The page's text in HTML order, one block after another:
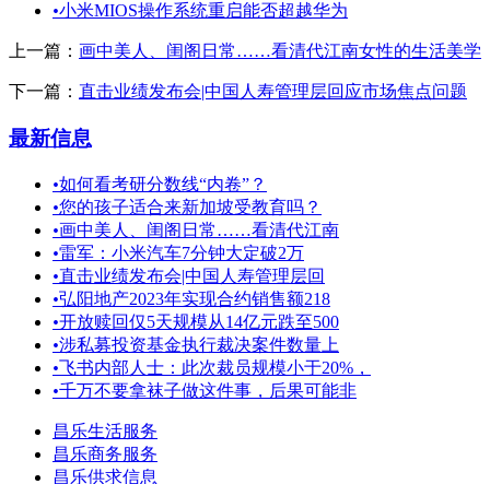
•小米MIOS操作系统重启能否超越华为
上一篇： 画中美人、闺阁日常……看清代江南女性的生活美学
下一篇： 直击业绩发布会|中国人寿管理层回应市场焦点问题
最新信息
•如何看考研分数线“内卷”？
•您的孩子适合来新加坡受教育吗？
•画中美人、闺阁日常……看清代江南
•雷军：小米汽车7分钟大定破2万
•直击业绩发布会|中国人寿管理层回
•弘阳地产2023年实现合约销售额218
•开放赎回仅5天规模从14亿元跌至500
•涉私募投资基金执行裁决案件数量上
•飞书内部人士：此次裁员规模小于20%，
•千万不要拿袜子做这件事，后果可能非
昌乐生活服务
昌乐商务服务
昌乐供求信息